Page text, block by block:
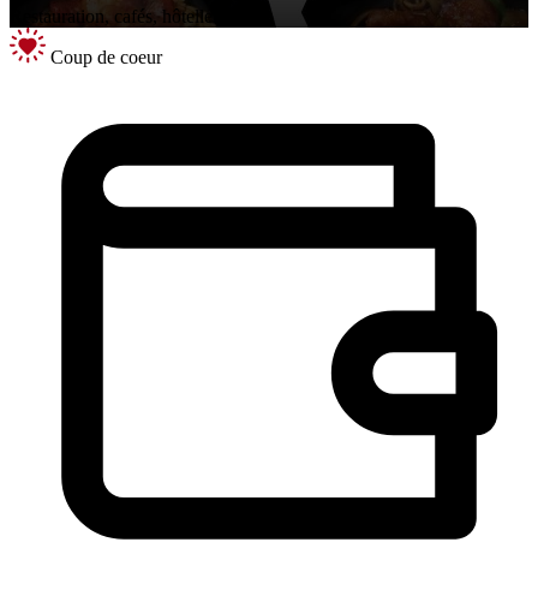
Restauration, cafés, hôtellerie
Coup de coeur